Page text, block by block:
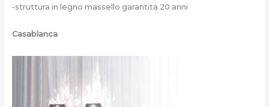
-struttura in legno massello garantita 20 anni
Casablanca